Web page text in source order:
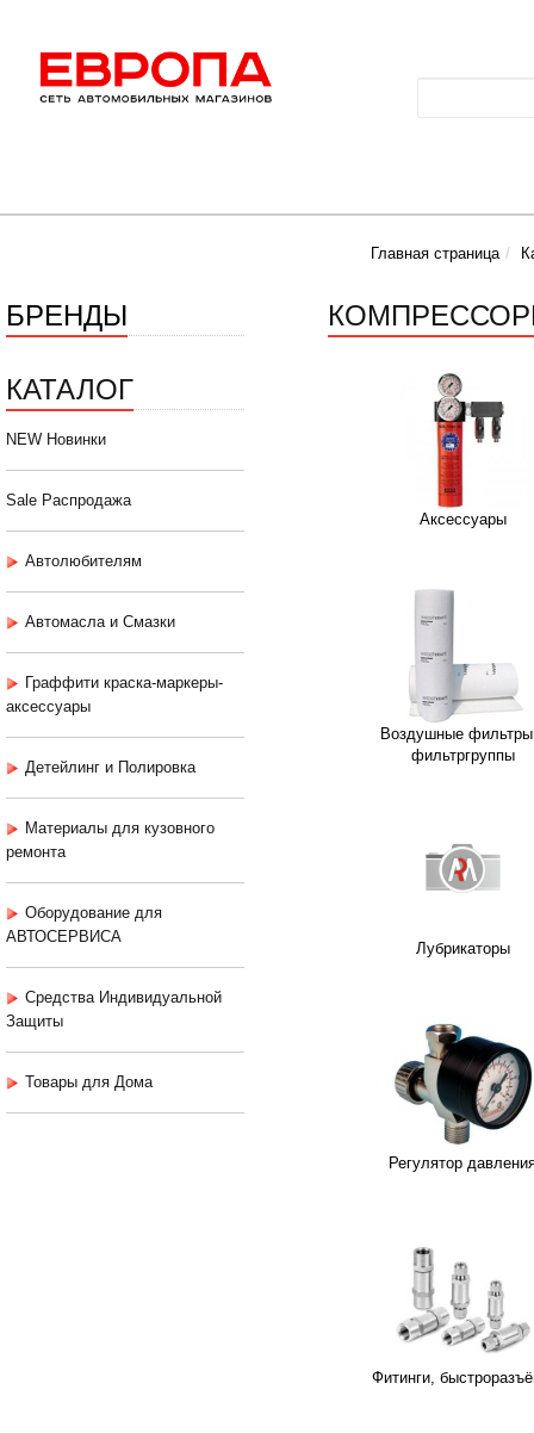
Главная страница
БРЕНДЫ
КАТАЛОГ
NEW Новинки
Sale Распродажа
Автолюбителям
Автомасла и Смазки
Граффити краска-маркеры-
аксессуары
Детейлинг и Полировка
Материалы для кузовного
ремонта
Оборудование для
АВТОСЕРВИСА
Средства Индивидуальной
Защиты
Товары для Дома
Аксессуары
Воздушные
фильтргруппы
Лубрикаторы
Регулятор
Фитинги,